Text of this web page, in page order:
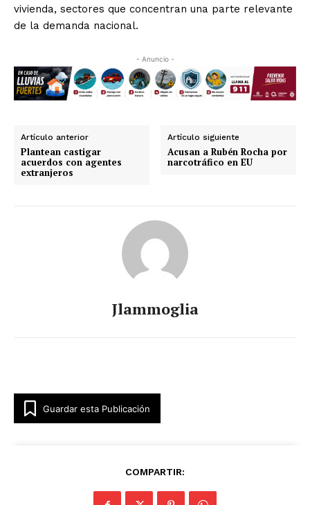
Del Siglo
Empresa
vivienda, sectores que concentran una parte relevante
de la demanda nacional.
- Anuncio -
Artículo anterior
Plantean castigar
acuerdos con agentes
extranjeros
Artículo siguiente
Acusan a Rubén Rocha por
narcotráfico en EU
Jlammoglia
Guardar esta Publicación
COMPARTIR: